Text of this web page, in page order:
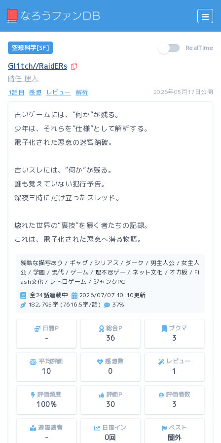
空想科学[SF] RealTime
Gl1tch//RaidERs
時任 理人
1話目 感想 レビュー 解析 2026年05月17日公開
古いゲームには、“何か”が残る。
少年は、それらを“仕様”として解析する。
電子化された悪意の迷宮踏破。
古いスレには、“何か”が残る。
誰も覚えていない犯行予告。
深夜三時にだけ立ったスレッド。
壊れた世界の“裏技”を暴く者たちの記録。
これは、電子化された悪意へ潜る物語。
残酷な描写あり / ギャグ / シリアス / ダーク / 男主人公 / 女主人
公 / 学園 / 現代 / ゲーム / 理不尽ゲー / ネット文化 / オカ板 / Fl
ash文化 / レトロゲーム / ジャンクPC
全24話連載中
2026/07/07 10:10更新
182,795字 (7616.5字/話)
37%
日間P
-
総合P
36
ブクマ
3
平均評価
10
感想数
0
レビュー
1
評価頻度
100%
評価P
30
評価者数
3
週間読者
-
日間イン
0回
ベスト
圏外